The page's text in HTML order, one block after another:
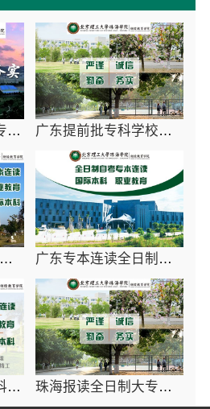
广东省300分能上的专科院校-北京理工大学珠海学院继教院 广东提前批专科学校学费多少-北京理工大学珠海学院继教院
广东省全日制专本连读学校免试入学-北京理工大学珠海学院继续教育学院 广东专本连读全日制高校招生方式-北京理工大学珠海学院继教院
广东300分能上的本科大学-北京理工大学珠海学院继续教育学院 珠海报读全日制大专院校招生要求-北京理工大学珠海学院继续教育学院